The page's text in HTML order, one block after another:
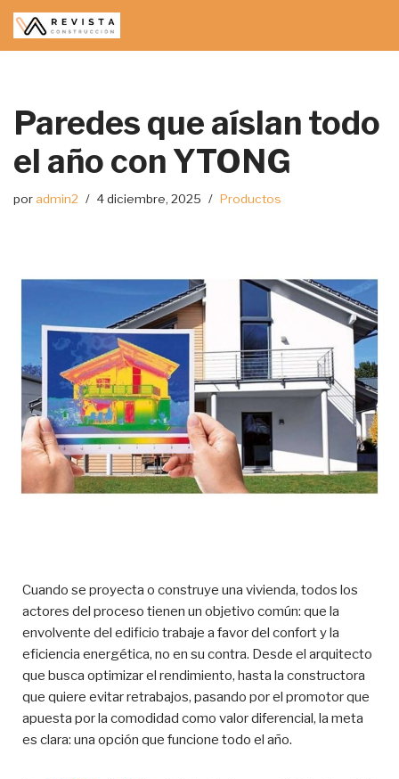
Saltar
Paredes que aíslan todo
el año con YTONG
por admin2 4 diciembre, 2025 Productos
Cuando se proyecta o construye una vivienda, todos los
actores del proceso tienen un objetivo común: que la
envolvente del edificio trabaje a favor del confort y la
eficiencia energética, no en su contra. Desde el arquitecto
que busca optimizar el rendimiento, hasta la constructora
que quiere evitar retrabajos, pasando por el promotor que
apuesta por la comodidad como valor diferencial, la meta
es clara: una opción que funcione todo el año.